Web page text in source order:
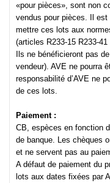
«pour pièces», sont non
vendus pour pièces. Il
mettre ces lots aux
(articles R233-15 R233-
Ils ne bénéficieront pas
vendeur). AVE ne pourra
responsabilité d’AVE ne
de ces lots.
Paiement :
CB, espèces en fonction
de banque. Les chèques
et ne servent pas au
A défaut de paiement du
lots aux dates fixées par